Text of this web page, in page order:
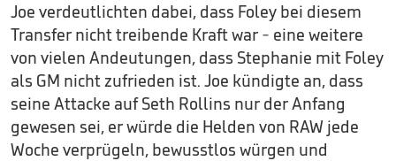
Joe verdeutlichten dabei, dass Foley bei diesem
Transfer nicht treibende Kraft war - eine weitere
von vielen Andeutungen, dass Stephanie mit Foley
als GM nicht zufrieden ist. Joe kündigte an, dass
seine Attacke auf Seth Rollins nur der Anfang
gewesen sei, er würde die Helden von RAW jede
Woche verprügeln, bewusstlos würgen und